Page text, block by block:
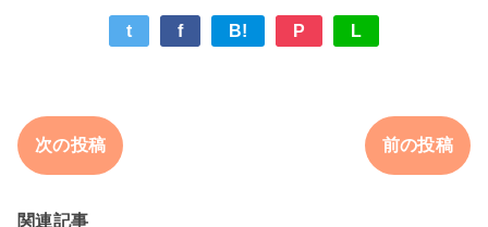
t f B! P L
次の投稿 前の投稿
関連記事